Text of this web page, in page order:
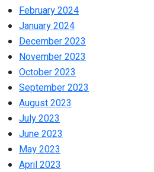
February 2024
January 2024
December 2023
November 2023
October 2023
September 2023
August 2023
July 2023
June 2023
May 2023
April 2023